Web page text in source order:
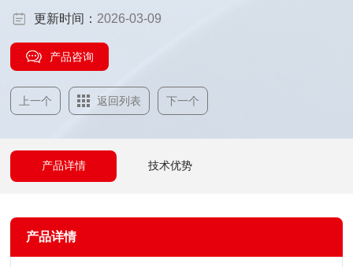
更新时间： 2026-03-09
产品咨询
上一个 返回列表 下一个
产品详情 技术优势
产品详情